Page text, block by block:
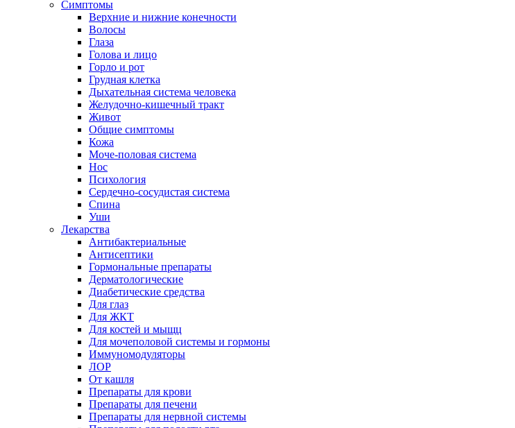
Симптомы
Верхние и нижние конечности
Волосы
Глаза
Голова и лицо
Горло и рот
Грудная клетка
Дыхательная система человека
Желудочно-кишечный тракт
Живот
Общие симптомы
Кожа
Моче-половая система
Нос
Психология
Сердечно-сосудистая система
Спина
Уши
Лекарства
Антибактериальные
Антисептики
Гормональные препараты
Дерматологические
Диабетические средства
Для глаз
Для ЖКТ
Для костей и мыщц
Для мочеполовой системы и гормоны
Иммуномодуляторы
ЛОР
От кашля
Препараты для крови
Препараты для печени
Препараты для нервной системы